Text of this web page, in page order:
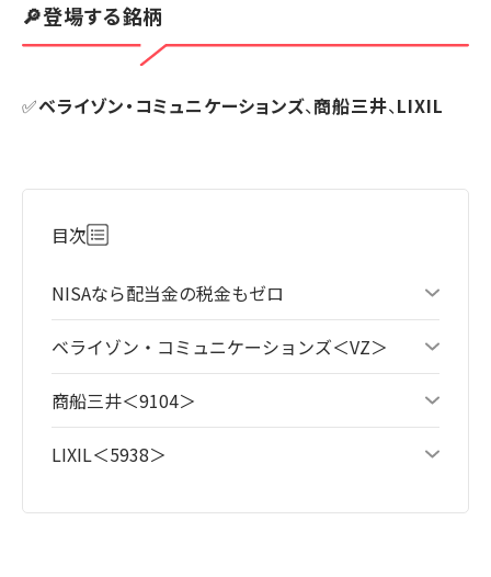
🔎登場する銘柄
✅ベライゾン・コミュニケーションズ、商船三井、LIXIL
目次
NISAなら配当金の税金もゼロ
ベライゾン・コミュニケーションズ＜VZ＞
商船三井＜9104＞
LIXIL＜5938＞